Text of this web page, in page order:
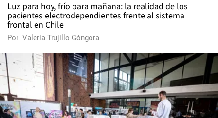
Luz para hoy, frío para mañana: la realidad de los
pacientes electrodependientes frente al sistema
frontal en Chile
Por Valeria Trujillo Góngora